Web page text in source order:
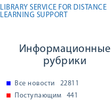
LIBRARY SERVICE FOR DISTANCE
LEARNING SUPPORT
Информационные
рубрики
Все новости
22811
Поступающим
441